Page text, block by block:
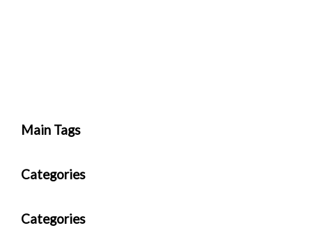
Main Tags
Categories
Categories